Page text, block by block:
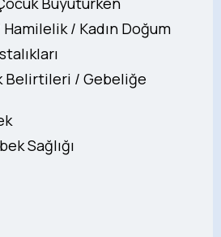
/ Kadın Doğum
Belirtileri / Gebeliğe
Sağlığı